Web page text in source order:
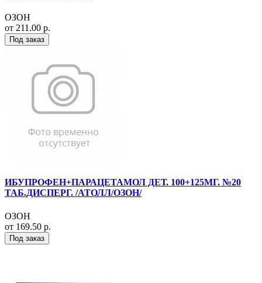
ОЗОН
от 211.00 р.
Под заказ
ИБУПРОФЕН+ПАРАЦЕТАМОЛ ДЕТ. 100+125МГ. №20
ТАБ.ДИСПЕРГ. /АТОЛЛ/ОЗОН/
ОЗОН
от 169.50 р.
Под заказ